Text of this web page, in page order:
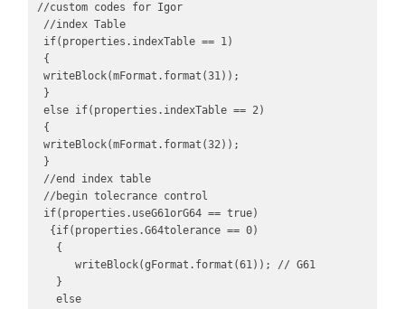
//custom codes for Igor